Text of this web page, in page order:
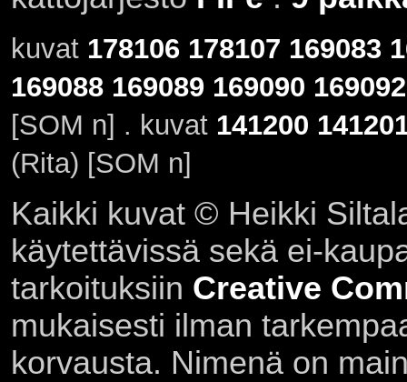
kuvat 178106 178107 169083
169088 169089 169090 169092
[SOM n] . kuvat 141200
(Rita) [SOM n]
Kaikki kuvat © Heikki
käytettävissä sekä ei-
tarkoituksiin Creative
mukaisesti ilman
korvausta. Nimenä on